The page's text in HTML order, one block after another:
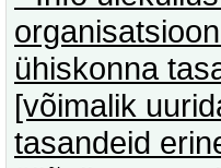
ühiskonna
[võimalik
tasandeid